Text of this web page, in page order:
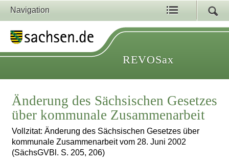
Navigation
REVOSax
Änderung des Sächsischen Gesetzes
über kommunale Zusammenarbeit
Vollzitat: Änderung des Sächsischen Gesetzes über
kommunale Zusammenarbeit vom 28. Juni 2002
(SächsGVBl. S. 205, 206)